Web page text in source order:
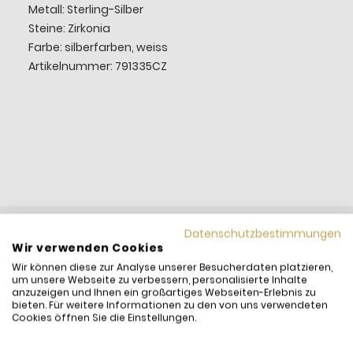
Metall: Sterling-Silber
Steine: Zirkonia
Farbe: silberfarben, weiss
Artikelnummer: 791335CZ
Datenschutzbestimmungen
Wir verwenden Cookies
Wir können diese zur Analyse unserer Besucherdaten platzieren,
um unsere Webseite zu verbessern, personalisierte Inhalte
anzuzeigen und Ihnen ein großartiges Webseiten-Erlebnis zu
bieten. Für weitere Informationen zu den von uns verwendeten
Cookies öffnen Sie die Einstellungen.